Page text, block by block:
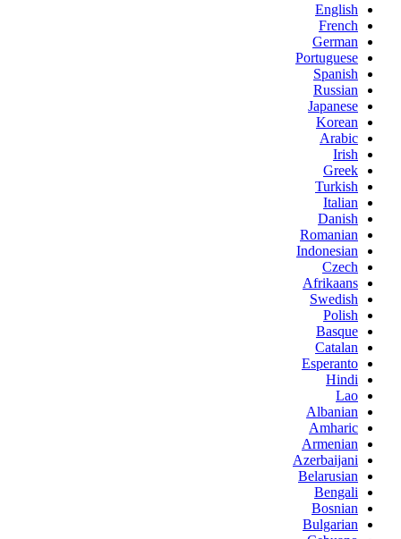
English
French
German
Portuguese
Spanish
Russian
Japanese
Korean
Arabic
Irish
Greek
Turkish
Italian
Danish
Romanian
Indonesian
Czech
Afrikaans
Swedish
Polish
Basque
Catalan
Esperanto
Hindi
Lao
Albanian
Amharic
Armenian
Azerbaijani
Belarusian
Bengali
Bosnian
Bulgarian